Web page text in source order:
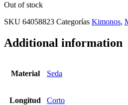
Out of stock
SKU 64058823 Categorías Kimonos,
Additional information
Material Seda
Longitud Corto